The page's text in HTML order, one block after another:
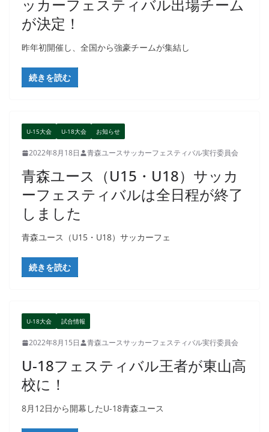
ッカーフェスティバル出場チーム
が決定！
昨年初開催し、全国から強豪チームが集結し
続きを読む
U-15大会 U-18大会 お知らせ
2022年8月18日 青森ユースサッカーフェスティバル実行委員会
青森ユース（U15・U18）サッカ
ーフェスティバルは全日程が終了
しました
青森ユース（U15・U18）サッカーフェ
続きを読む
U-18大会 試合情報
2022年8月15日 青森ユースサッカーフェスティバル実行委員会
U-18フェスティバル王者が東山高
校に！
8月12日から開幕したU-18青森ユース